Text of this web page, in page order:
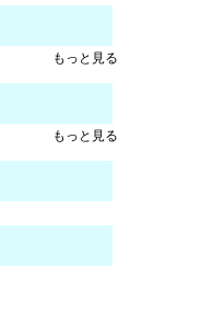
もっと見る
もっと見る